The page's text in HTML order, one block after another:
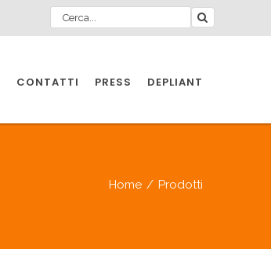
CONTATTI PRESS
DEPLIANT
Home / Prodotti